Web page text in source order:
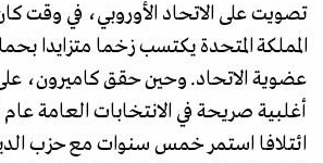
تصويت على الاتحاد الأوروبي، في وقت
المملكة المتحدة يكتسب زخما متزايدا
عضوية الاتحاد. وحين حقق كاميرون،
ائتلافا استمر خمس سنوات مع حزب